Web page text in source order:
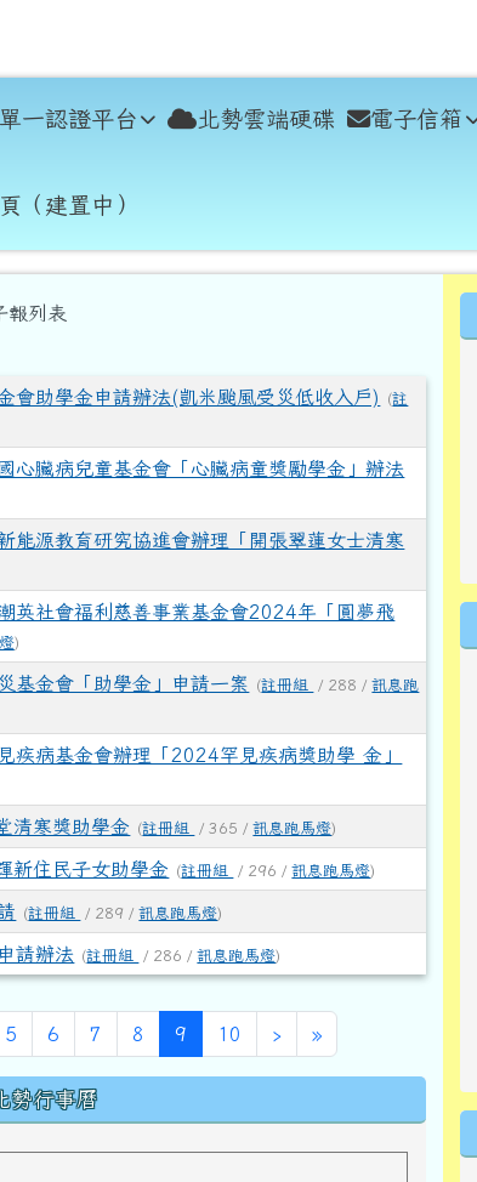
單一認證平台 北勢雲端硬碟 電子信箱
（建置中）
報列表
會助學金申請辦法(凱米颱風受災低收入戶) (註
心臟病兒童基金會「心臟病童獎勵學金」辦法
能源教育研究協進會辦理「開張翠蓮女士清寒
英社會福利慈善事業基金會2024年「圓夢飛
)
基金會「助學金」申請一案 (註冊組 / 288 /訊息跑
疾病基金會辦理「2024罕見疾病獎助學 金」
清寒獎助學金 (註冊組 / 365 /訊息跑馬燈)
新住民子女助學金 (註冊組 / 296 /訊息跑馬燈)
(註冊組 / 289 /訊息跑馬燈)
請辦法 (註冊組 / 286 /訊息跑馬燈)
5 6 7 8 9 (目前頁次)
10 ›下一頁
»最後頁
勢行事曆